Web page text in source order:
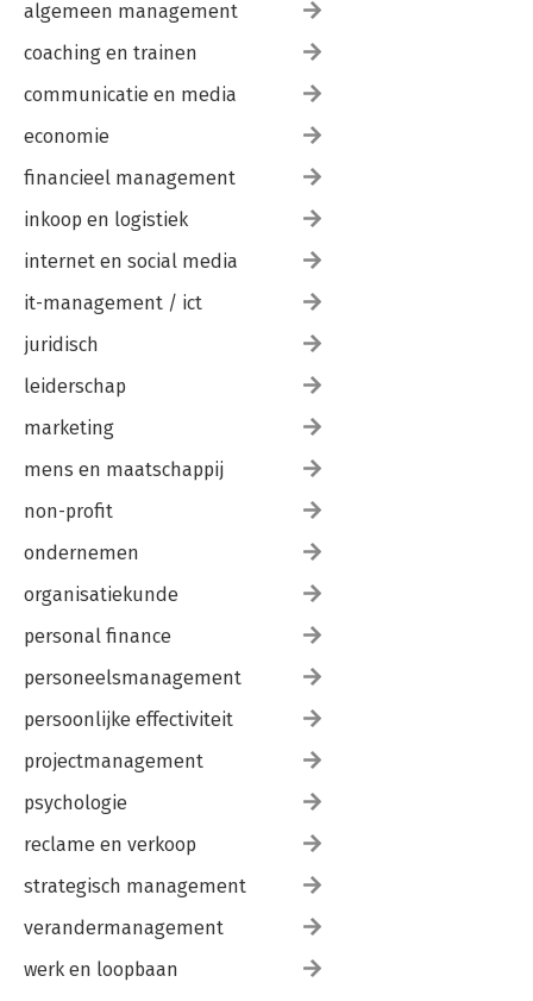
algemeen management
coaching en trainen
communicatie en media
economie
financieel management
inkoop en logistiek
internet en social media
it-management / ict
juridisch
leiderschap
marketing
mens en maatschappij
non-profit
ondernemen
organisatiekunde
personal finance
personeelsmanagement
persoonlijke effectiviteit
projectmanagement
psychologie
reclame en verkoop
strategisch management
verandermanagement
werk en loopbaan